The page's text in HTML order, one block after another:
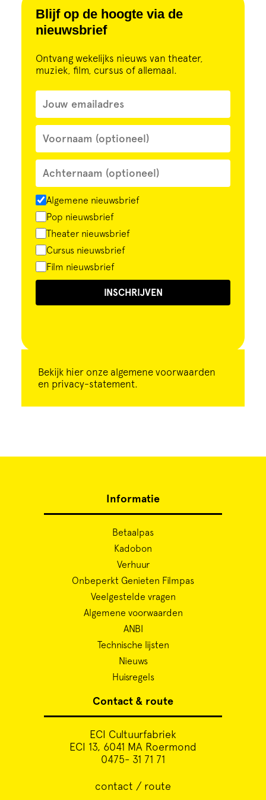
ECI Cultuurcafé
Over ons
Contact
Steun ons
Blijf op de hoogte via de
nieuwsbrief
Ontvang wekelijks nieuws van theater,
muziek, film, cursus of allemaal.
Algemene nieuwsbrief
Pop nieuwsbrief
Theater nieuwsbrief
Cursus nieuwsbrief
Film nieuwsbrief
INSCHRIJVEN
Bekijk hier onze algemene voorwaarden
en privacy-statement.
Informatie
Betaalpas
Kadobon
Verhuur
Onbeperkt Genieten Filmpas
Veelgestelde vragen
Algemene voorwaarden
ANBI
Technische lijsten
Nieuws
Huisregels
Contact & route
ECI Cultuurfabriek
ECI 13, 6041 MA Roermond
0475- 31 71 71
contact / route